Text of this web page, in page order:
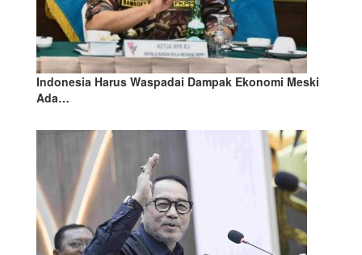
Indonesia Harus Waspadai Dampak Ekonomi Meski
Ada…